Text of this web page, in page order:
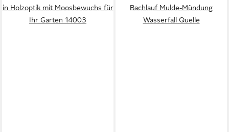
in Holzoptik mit Moosbewuchs für
Ihr Garten 14003
Bachlauf Mulde-Mündung
Wasserfall Quelle